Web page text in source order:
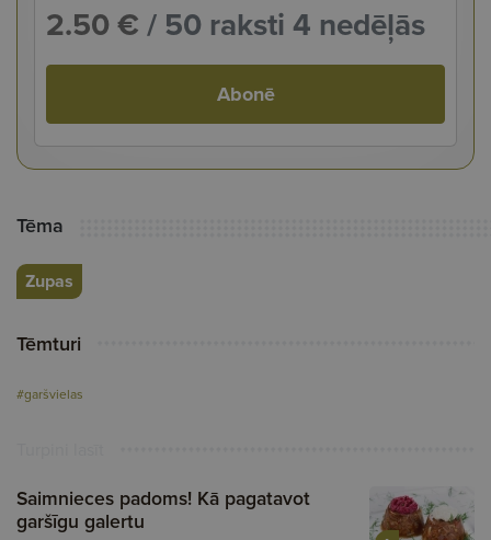
2.50 € / 50 raksti 4 nedēļās
Abonē
Tēma
Zupas
Tēmturi
#garšvielas
Saimnieces padoms! Kā pagatavot
garšīgu galertu